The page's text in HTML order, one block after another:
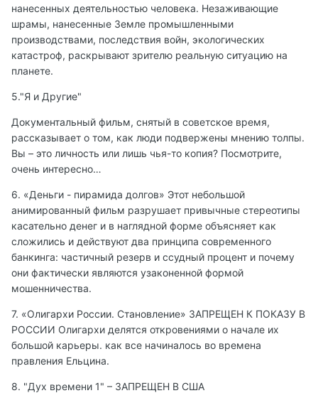
нанесенных деятельностью человека. Незаживающие
шрамы, нанесенные Земле промышленными
производствами, последствия войн, экологических
катастроф, раскрывают зрителю реальную ситуацию на
планете.
5."Я и Другие"
Документальный фильм, снятый в советское время,
рассказывает о том, как люди подвержены мнению толпы.
Вы – это личность или лишь чья-то копия? Посмотрите,
очень интересно…
6. «Деньги - пирамида долгов» Этот небольшой
анимированный фильм разрушает привычные стереотипы
касательно денег и в наглядной форме объясняет как
сложились и действуют два принципа современного
банкинга: частичный резерв и ссудный процент и почему
они фактически являются узаконенной формой
мошенничества.
7. «Олигархи России. Становление» ЗАПРЕЩЕН К ПОКАЗУ В
РОССИИ Олигархи делятся откровениями о начале их
большой карьеры. как все начиналось во времена
правления Ельцина.
8. "Дух времени 1" – ЗАПРЕЩЕН В США